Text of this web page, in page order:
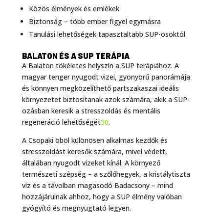
Közös élmények és emlékek
Biztonság – több ember figyel egymásra
Tanulási lehetőségek tapasztaltabb SUP-osoktól
BALATON ÉS A SUP TERÁPIA
A Balaton tökéletes helyszín a SUP terápiához. A
magyar tenger nyugodt vizei, gyönyörű panorámája
és könnyen megközelíthető partszakaszai ideális
környezetet biztosítanak azok számára, akik a SUP-
ozásban keresik a stresszoldás és mentális
regeneráció lehetőségét30.
A Csopaki öböl különösen alkalmas kezdők és
stresszoldást keresők számára, mivel védett,
általában nyugodt vizeket kínál. A környező
természeti szépség – a szőlőhegyek, a kristálytiszta
víz és a távolban magasodó Badacsony – mind
hozzájárulnak ahhoz, hogy a SUP élmény valóban
gyógyító és megnyugtató legyen.